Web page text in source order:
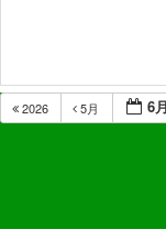
2026 5月 6